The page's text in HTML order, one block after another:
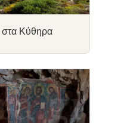
στα Κύθηρα